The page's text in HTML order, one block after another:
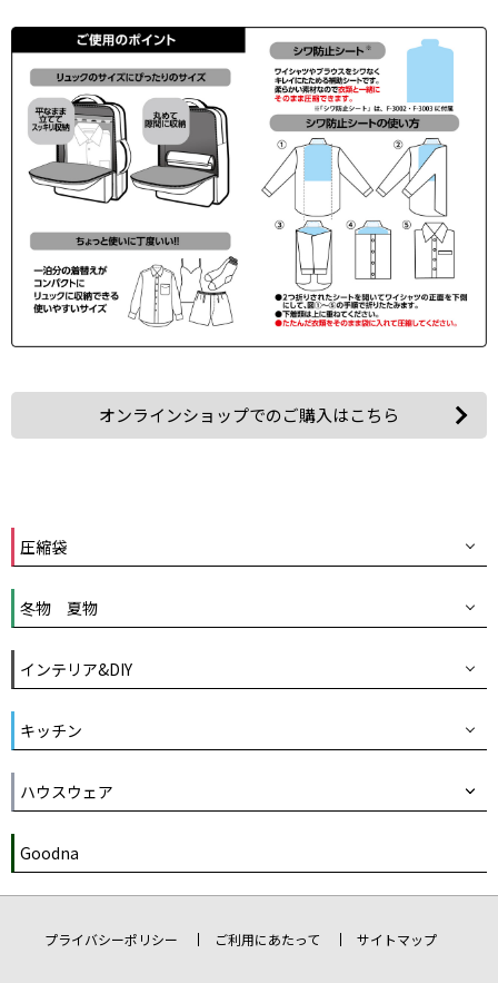
オンラインショップでのご購入はこちら
圧縮袋
冬物 夏物
インテリア&DIY
キッチン
ハウスウェア
Goodna
プライバシーポリシー ご利用にあたって サイトマップ